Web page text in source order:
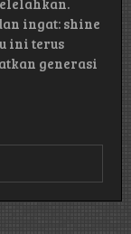
ingat: shine
ini terus
generasi